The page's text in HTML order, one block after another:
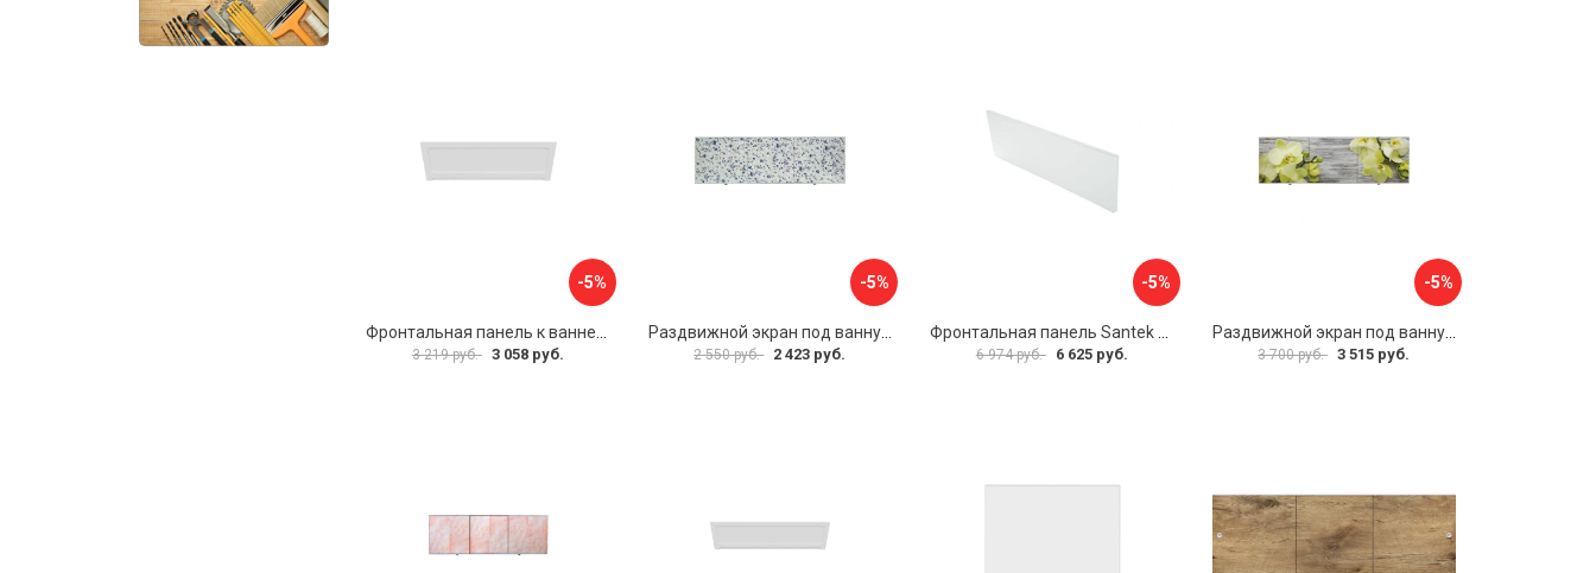
-5%
Фронтальная панель к ванне Мия Aquatek 00000089315
3 219 руб. 3 058 руб.
-5%
Раздвижной экран под ванну PERFECTO LINEA 36-001511
2 550 руб. 2 423 руб.
-5%
Фронтальная панель Santek 1.WH30.2.498 00000067322
6 974 руб. 6 625 руб.
-5%
Раздвижной экран под ванну PERFECTO LINEA 36-031509
3 700 руб. 3 515 руб.